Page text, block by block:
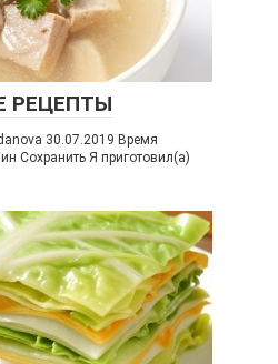
РЕЦЕПТЫ
30.07.2019 Время
Сохранить Я приготовил(а)